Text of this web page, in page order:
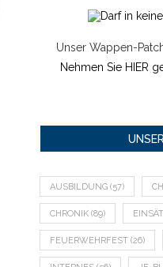
Unser Wappen-
Nehmen Sie HIER
AUSBILDUNG (57)
CHRONIK (89)
FEUERWEHRFEST (26)